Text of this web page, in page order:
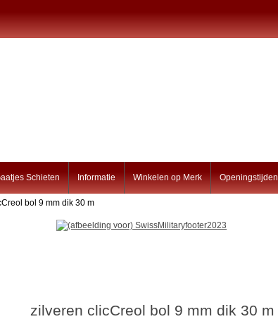
Schieten Informatie Winkelen op Merk Openingstijden
bol 9 mm dik 30 m
zilveren clicCreol bol 9 mm dik 30 m